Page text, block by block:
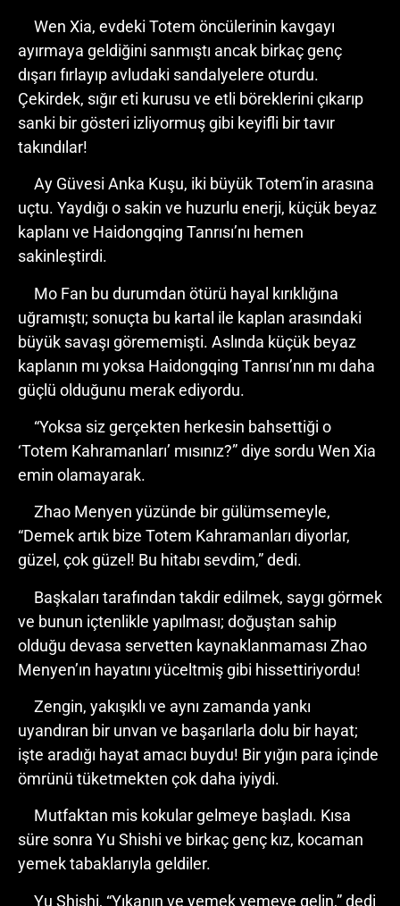
Wen Xia, evdeki Totem öncülerinin kavgayı
ayırmaya geldiğini sanmıştı ancak birkaç genç
dışarı fırlayıp avludaki sandalyelere oturdu.
Çekirdek, sığır eti kurusu ve etli böreklerini çıkarıp
sanki bir gösteri izliyormuş gibi keyifli bir tavır
takındılar!
Ay Güvesi Anka Kuşu, iki büyük Totem’in arasına
uçtu. Yaydığı o sakin ve huzurlu enerji, küçük beyaz
kaplanı ve Haidongqing Tanrısı’nı hemen
sakinleştirdi.
Mo Fan bu durumdan ötürü hayal kırıklığına
uğramıştı; sonuçta bu kartal ile kaplan arasındaki
büyük savaşı görememişti. Aslında küçük beyaz
kaplanın mı yoksa Haidongqing Tanrısı’nın mı daha
güçlü olduğunu merak ediyordu.
“Yoksa siz gerçekten herkesin bahsettiği o
‘Totem Kahramanları’ mısınız?” diye sordu Wen Xia
emin olamayarak.
Zhao Menyen yüzünde bir gülümsemeyle,
“Demek artık bize Totem Kahramanları diyorlar,
güzel, çok güzel! Bu hitabı sevdim,” dedi.
Başkaları tarafından takdir edilmek, saygı görmek
ve bunun içtenlikle yapılması; doğuştan sahip
olduğu devasa servetten kaynaklanmaması Zhao
Menyen’ın hayatını yüceltmiş gibi hissettiriyordu!
Zengin, yakışıklı ve aynı zamanda yankı
uyandıran bir unvan ve başarılarla dolu bir hayat;
işte aradığı hayat amacı buydu! Bir yığın para içinde
ömrünü tüketmekten çok daha iyiydi.
Mutfaktan mis kokular gelmeye başladı. Kısa
süre sonra Yu Shishi ve birkaç genç kız, kocaman
yemek tabaklarıyla geldiler.
Yu Shishi, “Yıkanın ve yemek yemeye gelin,” dedi